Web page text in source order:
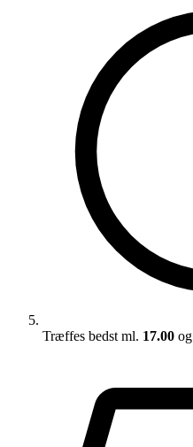
Træffes bedst ml. 17.00 og